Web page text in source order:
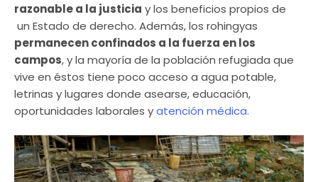
razonable a la justicia y los beneficios propios de
un Estado de derecho. Además, los rohingyas
permanecen confinados a la fuerza en los
campos, y la mayoría de la población refugiada que
vive en éstos tiene poco acceso a agua potable,
letrinas y lugares donde asearse, educación,
oportunidades laborales yatención médica.